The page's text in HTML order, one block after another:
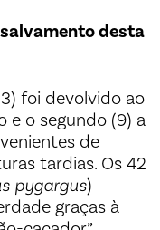
desta
foi devolvido ao
e o segundo (9) a
de
tardias. Os 42
pygargus)
graças à